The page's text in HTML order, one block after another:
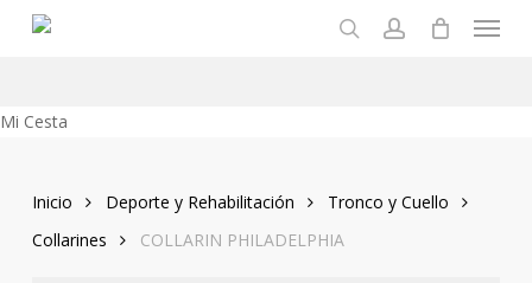
Menu
Mi Cesta
Inicio Deporte y Rehabilitación
Tronco y Cuello
Collarines
COLLARIN PHILADELPHIA